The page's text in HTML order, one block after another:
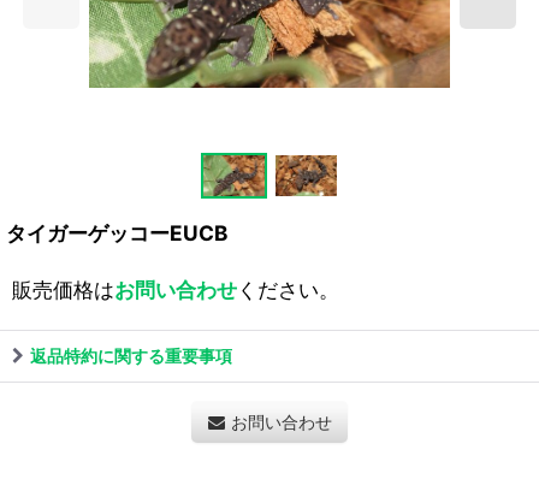
タイガーゲッコーEUCB
販売価格はお問い合わせください。
返品特約に関する重要事項
お問い合わせ